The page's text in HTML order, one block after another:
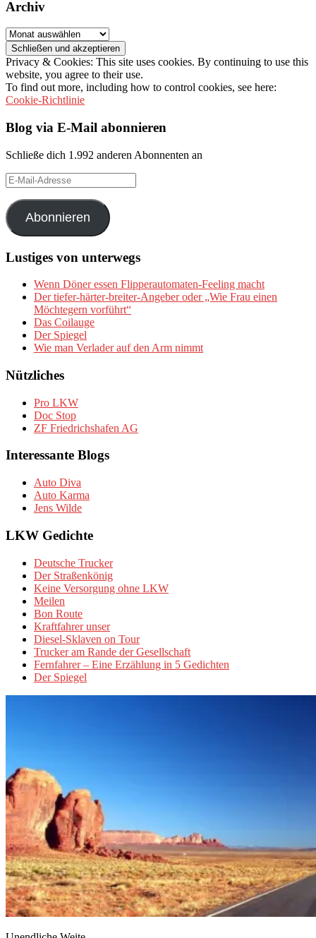
Archiv
Archiv
Privacy & Cookies: This site uses cookies. By continuing to use this
website, you agree to their use.
To find out more, including how to control cookies, see here:
Cookie-Richtlinie
Blog via E-Mail abonnieren
Schließe dich 1.992 anderen Abonnenten an
E-
Mail-
Adresse
Abonnieren
Lustiges von unterwegs
Wenn Döner essen Flipperautomaten-Feeling macht
Der tiefer-härter-breiter-Angeber oder „Wie Frau einen
Möchtegern vorführt“
Das Coilauge
Der Spiegel
Wie man Verlader auf den Arm nimmt
Nützliches
Pro LKW
Doc Stop
ZF Friedrichshafen AG
Interessante Blogs
Auto Diva
Auto Karma
Jens Wilde
LKW Gedichte
Deutsche Trucker
Der Straßenkönig
Keine Versorgung ohne LKW
Meilen
Bon Route
Kraftfahrer unser
Diesel-Sklaven on Tour
Trucker am Rande der Gesellschaft
Fernfahrer – Eine Erzählung in 5 Gedichten
Der Spiegel